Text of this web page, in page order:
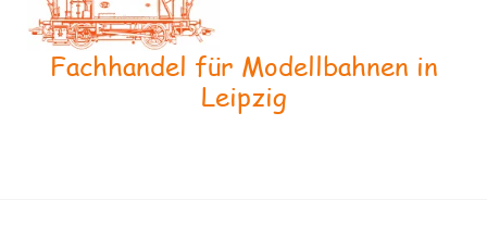
Fachhandel für Modellbahnen in
Leipzig